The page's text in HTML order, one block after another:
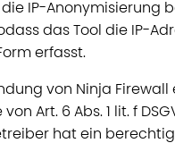
IP-Anonymisierung
das Tool die IP-
erfasst.
von Ninja
Art. 6 Abs. 1 lit. f
hat ein